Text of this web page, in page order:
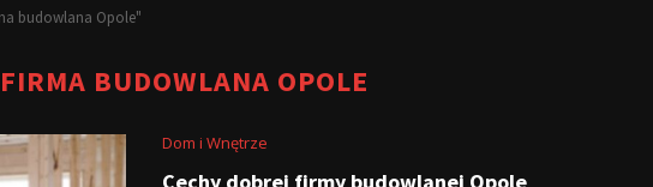
budowlana Opole"
FIRMA BUDOWLANA OPOLE
Dom i Wnętrze